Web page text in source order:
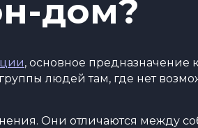
дом?
, основное предназначение
людей там, где нет
Они отличаются между